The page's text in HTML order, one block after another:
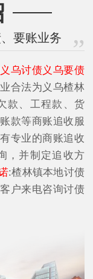
要账业务
义乌讨债义乌要债
业合法为义乌楂林
款、工程款、货
款等商账追收服
专业的商账追收
，并制定追收方
:楂林镇本地讨债
户来电咨询讨债